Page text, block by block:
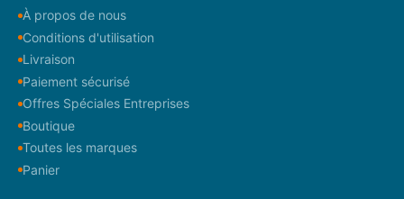
À propos de nous
Conditions d'utilisation
Livraison
Paiement sécurisé
Offres Spéciales Entreprises
Boutique
Toutes les marques
Panier